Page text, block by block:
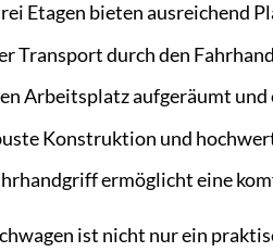
Etagen bieten ausreichend
Transport durch den
Arbeitsplatz aufgeräumt und
Konstruktion und
ermöglicht eine
ist nicht nur ein